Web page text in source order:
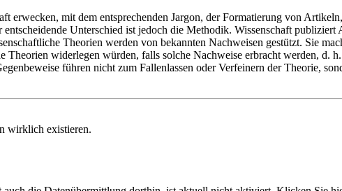
erwecken, mit dem entsprechenden Jargon, der Formatierung von
Unterschied ist jedoch die Methodik. Wissenschaft
Theorien werden von bekannten Nachweisen gestützt. Sie
Theorien widerlegen würden, falls solche Nachweise erbracht werden, d.
führen nicht zum Fallenlassen oder Verfeinern der Theorie,
wirklich existieren.